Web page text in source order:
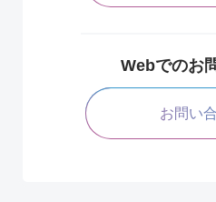
Webでのお
お問い